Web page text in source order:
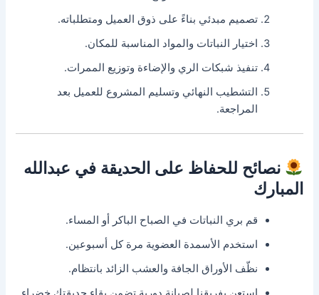
تصميم مبدئي بناءً على ذوق العميل ومتطلباته.
اختيار النباتات والمواد المناسبة للمكان.
تنفيذ شبكات الري والإضاءة وتوزيع الممرات.
التشطيب النهائي وتسليم المشروع للعميل بعد
المراجعة.
نصائح للحفاظ على الحديقة في عبدالله
المبارك
قم بري النباتات في الصباح الباكر أو المساء.
استخدم الأسمدة العضوية مرة كل أسبوعين.
نظّف الأوراق الجافة والعشب الزائد بانتظام.